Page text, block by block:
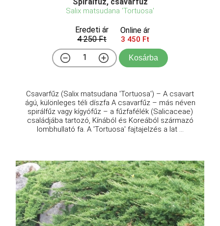
Salix matsudana 'Tortuosa'
Eredeti ár
4 250 Ft
Online ár
3 450 Ft
Kosárba
Csavarfűz (Salix matsudana 'Tortuosa') – A csavart
ágú, különleges téli díszfa A csavarfűz – más néven
spirálfűz vagy kígyófűz – a fűzfafélék (Salicaceae)
családjába tartozó, Kínából és Koreából származó
lombhullató fa. A 'Tortuosa' fajtajelzés a lat ...